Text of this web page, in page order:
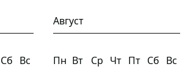
Сб Вс
Август
Пн Вт Ср Чт Пт Сб Вс